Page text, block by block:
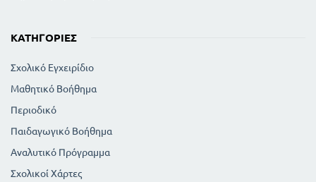
ΚΑΤΗΓΟΡΊΕΣ
Σχολικό Εγχειρίδιο
Μαθητικό Βοήθημα
Περιοδικό
Παιδαγωγικό Βοήθημα
Αναλυτικό Πρόγραμμα
Σχολικοί Χάρτες